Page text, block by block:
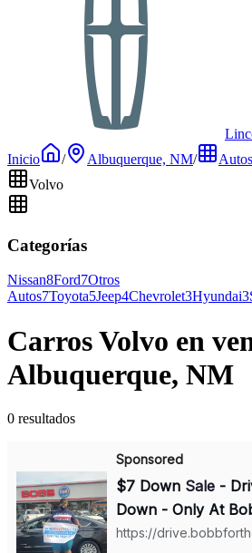
Inicio
/ Albuquerque, NM/
Volvo
Categorías
Nissan8Ford7Otros
Autos7Toyota5Jeep4Chevrolet3Hyundai3
Carros Volvo en
Albuquerque, NM
0 resultados